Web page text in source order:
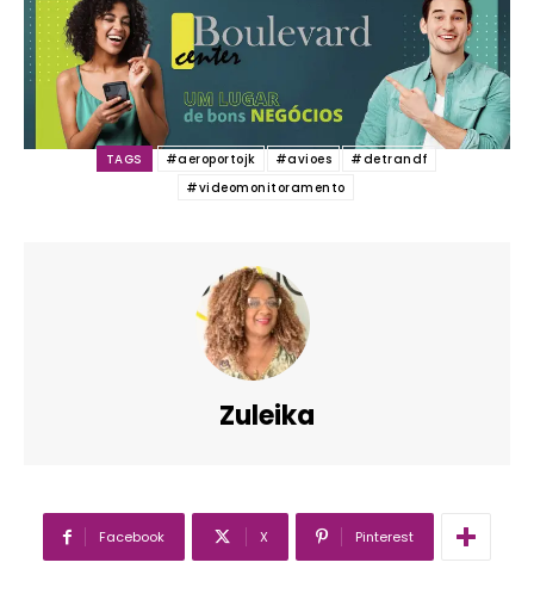
TAGS #aeroportojk #avioes
#detrandf
#videomonitoramento
Zuleika
Facebook X Pinterest